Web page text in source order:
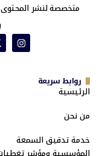
متخصصة لنشر المحتوى
روابط سريعة
الرئيسية
من نحن
خدمة تدقيق السمعة